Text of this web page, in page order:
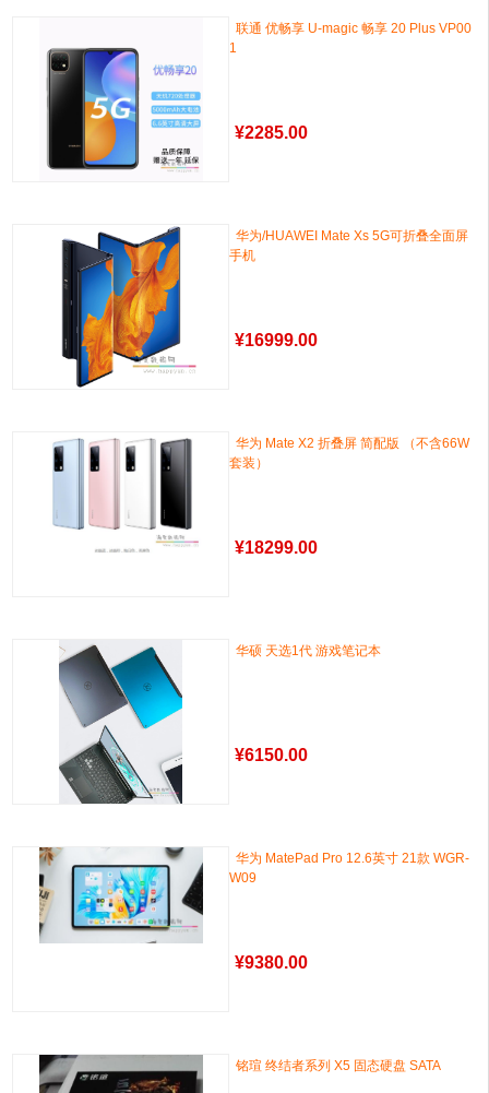
联通 优畅享 U-magic 畅享 20 Plus VP00
1
¥2285.00
华为/HUAWEI Mate Xs 5G可折叠全面屏
手机
¥16999.00
华为 Mate X2 折叠屏 简配版 （不含66W
套装）
¥18299.00
华硕 天选1代 游戏笔记本
¥6150.00
华为 MatePad Pro 12.6英寸 21款 WGR-
W09
¥9380.00
铭瑄 终结者系列 X5 固态硬盘 SATA